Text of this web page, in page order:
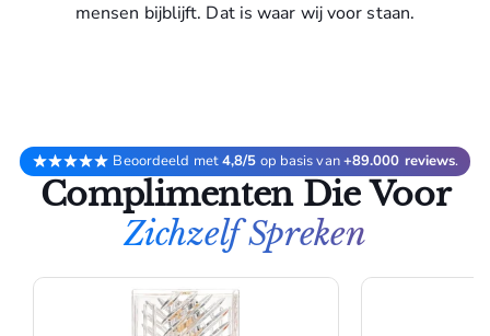
mensen bijblijft. Dat is waar wij voor staan.
Beoordeeld met4,8/5 op basis van+89.000 reviews.
Complimenten Die Voor
Zichzelf Spreken